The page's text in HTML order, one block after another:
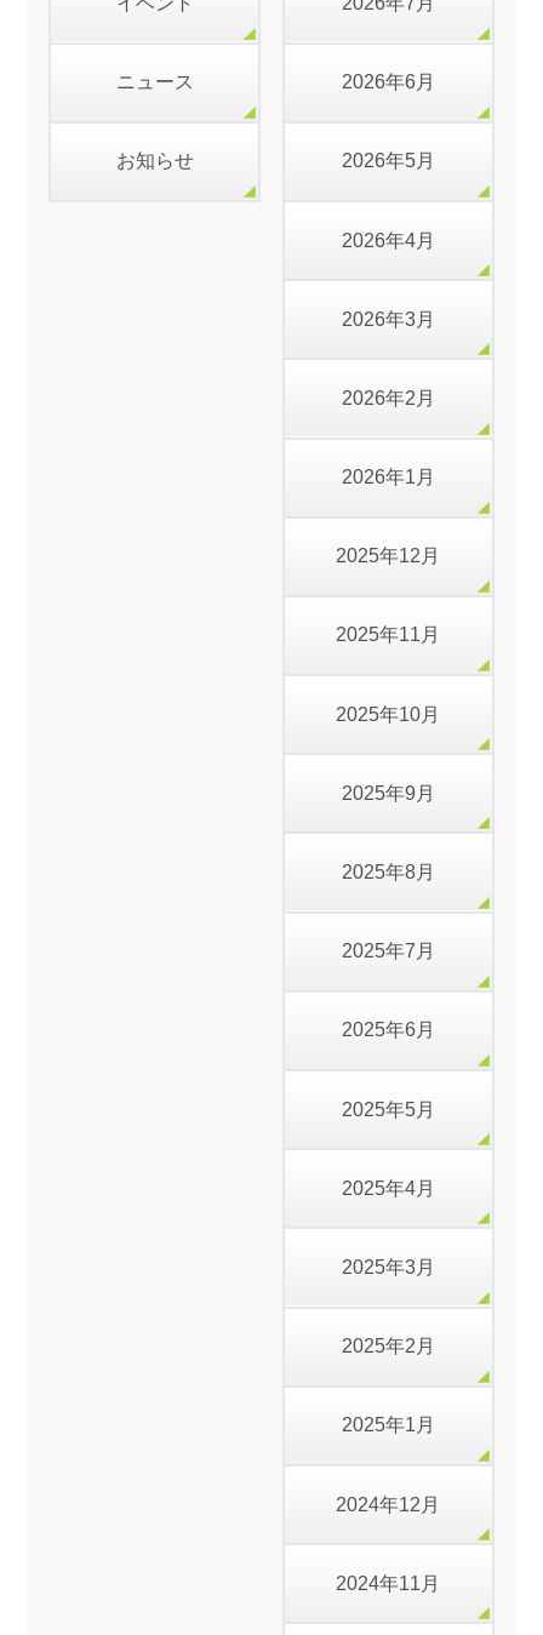
ニュース
お知らせ
2026年6月
2026年5月
2026年4月
2026年3月
2026年2月
2026年1月
2025年12月
2025年11月
2025年10月
2025年9月
2025年8月
2025年7月
2025年6月
2025年5月
2025年4月
2025年3月
2025年2月
2025年1月
2024年12月
2024年11月